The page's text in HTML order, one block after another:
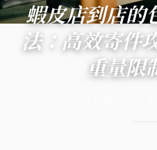
蝦皮店到店的
法：高效寄件
重量限